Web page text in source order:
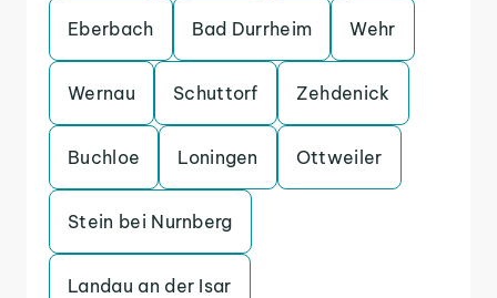
Eberbach Bad Durrheim Wehr
Wernau Schuttorf Zehdenick
Buchloe Loningen Ottweiler
Stein bei Nurnberg
Landau an der Isar